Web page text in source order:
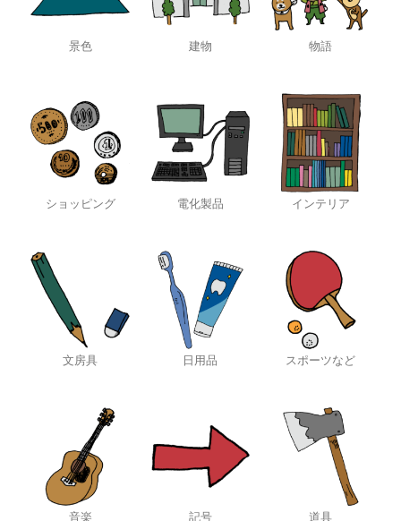
景色 建物 物語
ショッピング 電化製品 インテリア
文房具 日用品 スポーツなど
音楽 記号 道具